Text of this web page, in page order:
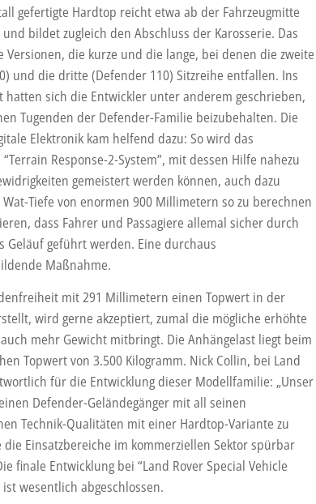
gefertigte Hardtop reicht etwa ab der Fahrzeugmitte
bildet zugleich den Abschluss der Karosserie. Das
Versionen, die kurze und die lange, bei denen die zweite
und die dritte (Defender 110) Sitzreihe entfallen. Ins
hatten sich die Entwickler unter anderem geschrieben,
Tugenden der Defender-Familie beizubehalten. Die
Elektronik kam helfend dazu: So wird das
Response-2-System”, mit dessen Hilfe nahezu
gemeistert werden können, auch dazu
Tiefe von enormen 900 Millimetern so zu berechnen
dass Fahrer und Passagiere allemal sicher durch
Geläuf geführt werden. Eine durchaus
Maßnahme.
mit 291 Millimetern einen Topwert in der
wird gerne akzeptiert, zumal die mögliche erhöhte
mehr Gewicht mitbringt. Die Anhängelast liegt beim
Topwert von 3.500 Kilogramm. Nick Collin, bei Land
für die Entwicklung dieser Modellfamilie: „Unser
Defender-Geländegänger mit all seinen
Technik-Qualitäten mit einer Hardtop-Variante zu
die Einsatzbereiche im kommerziellen Sektor spürbar
finale Entwicklung bei “Land Rover Special Vehicle
wesentlich abgeschlossen.